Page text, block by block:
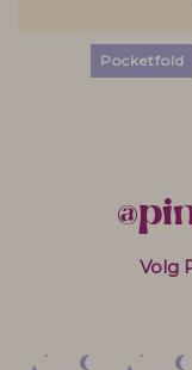
Pocketfold
Volg